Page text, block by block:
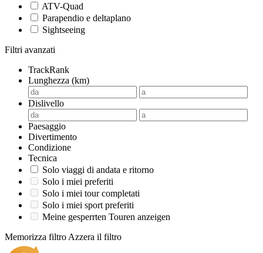
ATV-Quad
Parapendio e deltaplano
Sightseeing
Filtri avanzati
TrackRank
Lunghezza (km)
Dislivello
Paesaggio
Divertimento
Condizione
Tecnica
Solo viaggi di andata e ritorno
Solo i miei preferiti
Solo i miei tour completati
Solo i miei sport preferiti
Meine gesperrten Touren anzeigen
Memorizza filtro Azzera il filtro